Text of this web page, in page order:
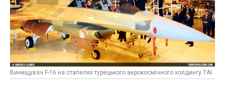
Винищувач F-16 на стапелях турецького аерокосмічного холдингу TAI